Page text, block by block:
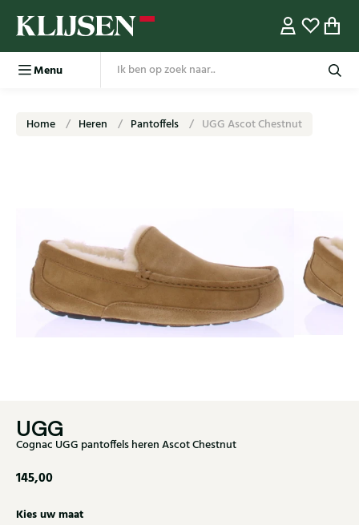
Menu
Home Heren Pantoffels UGG Ascot Chestnut
UGG
Cognac UGG pantoffels heren Ascot Chestnut
145,00
Kies uw maat